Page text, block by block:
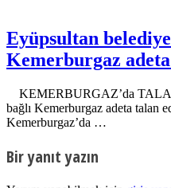
Eyüpsultan
Kemerburgaz
KEMERBURGAZ’da
bağlı Kemerburgaz adeta talan
Kemerburgaz’da …
Bir yanıt yazın